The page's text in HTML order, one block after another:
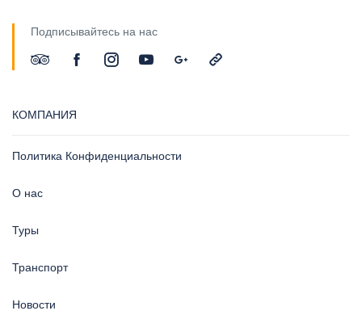
Подписывайтесь на нас
КОМПАНИЯ
Политика Конфиденциальности
О нас
Туры
Транспорт
Новости